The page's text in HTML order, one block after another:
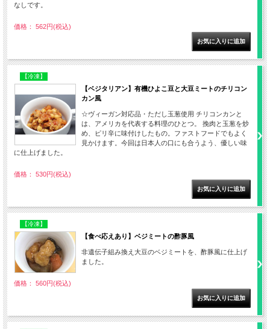
なしです。
価格： 562円(税込)
【冷凍】
【ベジタリアン】有機ひよこ豆と大豆ミートのチリコン
カン風
☆ヴィーガン対応品・ただし玉葱使用 チリコンカンと
は、アメリカを代表する料理のひとつ。 挽肉と玉葱を炒
め、ピリ辛に味付けしたもの。ファストフードでもよく
見かけます。今回は日本人の口にも合うよう、優しい味
に仕上げました。
価格： 530円(税込)
【冷凍】
【食べ応えあり】ベジミートの酢豚風
非遺伝子組み換え大豆のベジミートを、酢豚風に仕上げ
ました。
価格： 560円(税込)